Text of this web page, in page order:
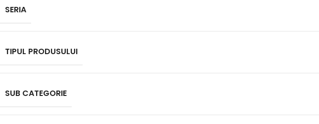
SERIA
TIPUL PRODUSULUI
SUB CATEGORIE